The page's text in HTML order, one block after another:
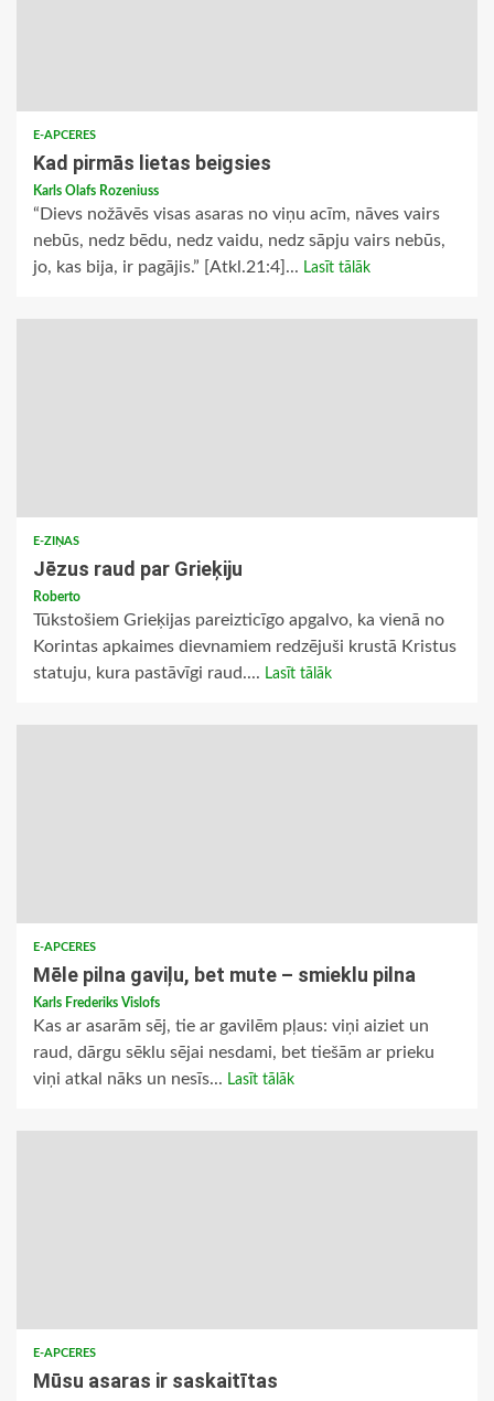
E-APCERES
Kad pirmās lietas beigsies
Karls Olafs Rozeniuss
“Dievs nožāvēs visas asaras no viņu acīm, nāves vairs
nebūs, nedz bēdu, nedz vaidu, nedz sāpju vairs nebūs,
jo, kas bija, ir pagājis.” [Atkl.21:4]... Lasīt tālāk
E-ZIŅAS
Jēzus raud par Grieķiju
Roberto
Tūkstošiem Grieķijas pareizticīgo apgalvo, ka vienā no
Korintas apkaimes dievnamiem redzējuši krustā Kristus
statuju, kura pastāvīgi raud.... Lasīt tālāk
E-APCERES
Mēle pilna gaviļu, bet mute – smieklu pilna
Karls Frederiks Vislofs
Kas ar asarām sēj, tie ar gavilēm pļaus: viņi aiziet un
raud, dārgu sēklu sējai nesdami, bet tiešām ar prieku
viņi atkal nāks un nesīs... Lasīt tālāk
E-APCERES
Mūsu asaras ir saskaitītas